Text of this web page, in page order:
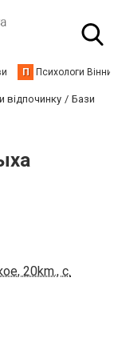
П Психологи
відпочинку
Бази
20km., с.